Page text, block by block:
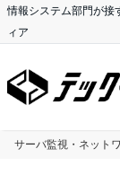
情報システム部門が接
ィア
サーバ監視・ネット